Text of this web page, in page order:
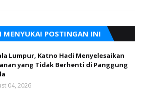
POSTINGAN INI
Lumpur, Katno Hadi Menyelesaikan
yang Tidak Berhenti di Panggung
04, 2026